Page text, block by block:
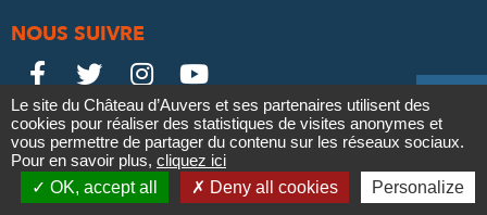
Contact

Newsletter
NOUS SUIVRE
Le
Château
sur

Le
Château
sur

Le
Château
sur

Le
Château
sur

Mentions légales Politique de confidentialité
Crédits
Partenaires & Mécènes
Recrutement
Plan du site
Le site du Château d’Auvers et ses partenaires utilisent des
cookies pour réaliser des statistiques de visites anonymes et
vous permettre de partager du contenu sur les réseaux sociaux.
Pour en savoir plus, cliquez ici
OK, accept all
Deny all cookies Personalize